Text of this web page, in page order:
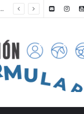
F.E.A. 2026 – CLUB HÍPICO ARGENTINO – 21 AL 23 DE AGOSTO DE 2026